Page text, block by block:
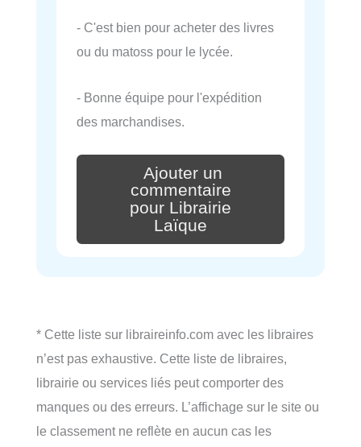
- C'est bien pour acheter des livres
ou du matoss pour le lycée.
- Bonne équipe pour l'expédition
des marchandises.
Ajouter un
commentaire
pour Librairie
Laïque
* Cette liste sur libraireinfo.com avec les libraires
n’est pas exhaustive. Cette liste de libraires,
librairie ou services liés peut comporter des
manques ou des erreurs. L’affichage sur le site ou
le classement ne reflète en aucun cas les